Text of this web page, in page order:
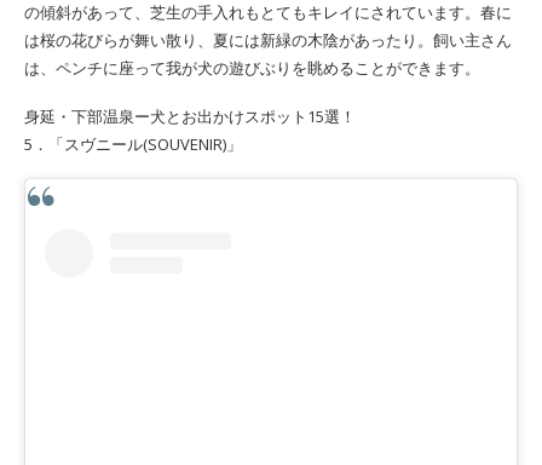
の傾斜があって、芝生の手入れもとてもキレイにされています。春に
は桜の花びらが舞い散り、夏には新緑の木陰があったり。飼い主さん
は、ペンチに座って我が犬の遊びぶりを眺めることができます。
身延・下部温泉ー犬とお出かけスポット15選！
5．「スヴニール(SOUVENIR)」